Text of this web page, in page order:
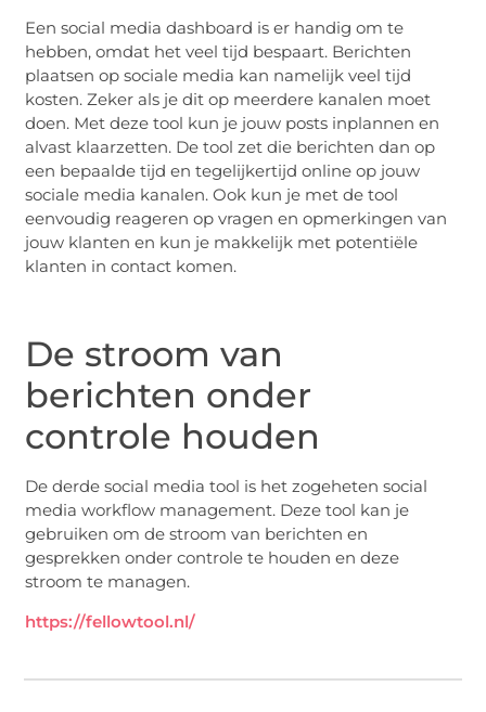
Een social media dashboard is er handig om te
hebben, omdat het veel tijd bespaart. Berichten
plaatsen op sociale media kan namelijk veel tijd
kosten. Zeker als je dit op meerdere kanalen moet
doen. Met deze tool kun je jouw posts inplannen en
alvast klaarzetten. De tool zet die berichten dan op
een bepaalde tijd en tegelijkertijd online op jouw
sociale media kanalen. Ook kun je met de tool
eenvoudig reageren op vragen en opmerkingen van
jouw klanten en kun je makkelijk met potentiële
klanten in contact komen.
De stroom van
berichten onder
controle houden
De derde social media tool is het zogeheten social
media workflow management. Deze tool kan je
gebruiken om de stroom van berichten en
gesprekken onder controle te houden en deze
stroom te managen.
https://fellowtool.nl/